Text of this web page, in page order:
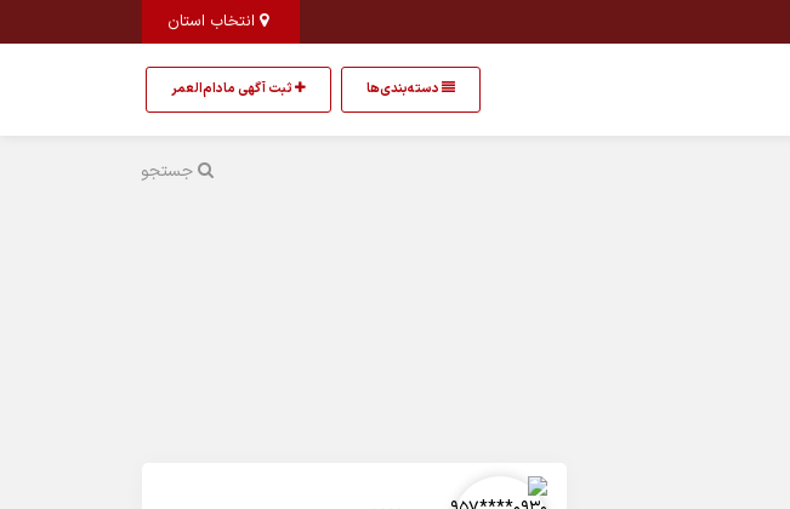
دسته‌بندی‌ها ثبت آگهی مادام‌العمر
جستجو